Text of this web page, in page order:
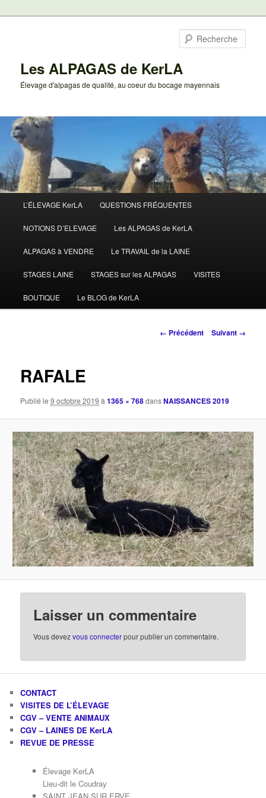
Les ALPAGAS de KerLA
Élevage d'alpagas de qualité, au coeur du bocage mayennais
principal
L’ÉLEVAGE KerLA QUESTIONS FRÉQUENTES
NOTIONS D’ELEVAGE Les ALPAGAS de KerLA
ALPAGAS à VENDRE Le TRAVAIL de la LAINE
STAGES LAINE STAGES sur les ALPAGAS VISITES
BOUTIQUE Le BLOG de KerLA
Navigation
← Précédent Suivant →
RAFALE
Publié le9 octobre 2019 à1365 × 768dansNAISSANCES 2019
Laisser un commentaire
Vous devezvous connecterpour publier un commentaire.
CONTACT
VISITES DE L’ÉLEVAGE
CGV – VENTE ANIMAUX
CGV – LAINES DE KerLA
REVUE DE PRESSE
Élevage KerLA
Lieu-dit le Coudray
SAINT JEAN SUR ERVE